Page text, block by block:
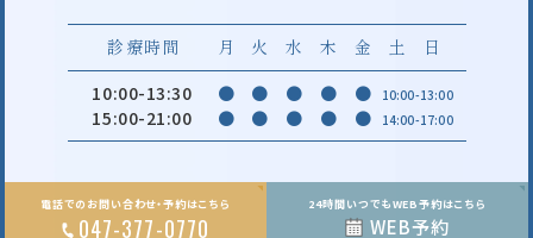
診療時間 月 火 水 木 金 土
日
10:00-13:30
● ● ● ● ● 10:00-13:00
15:00-21:00 ● ● ● ● ● 14:00-17:00
電話でのお問い合わせ・予約はこちら
047-377-0770
24時間いつでもWEB予約はこちら
WEB予約